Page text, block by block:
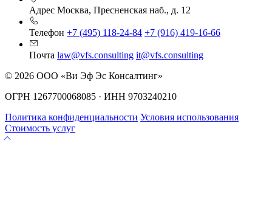
Адрес Москва, Пресненская наб., д. 12
Телефон +7 (495) 118-24-84 +7 (916) 419-16-66
Почта law@vfs.consulting it@vfs.consulting
© 2026 ООО «Ви Эф Эс Консалтинг»
ОГРН 1267700068085 · ИНН 9703240210
Политика конфиденциальности Условия использования
Стоимость услуг